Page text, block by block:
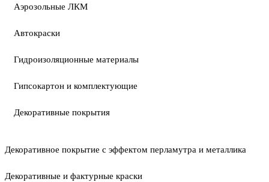
Аэрозольные ЛКМ
Автокраски
Гидроизоляционные материалы
Гипсокартон и комплектующие
Декоративные покрытия
Декоративное покрытие с эффектом перламутра и металлика
Декоративные и фактурные краски